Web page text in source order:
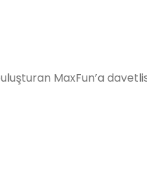
MaxFun’a